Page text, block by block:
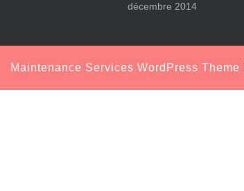
décembre 2014
Maintenance Services WordPress Theme